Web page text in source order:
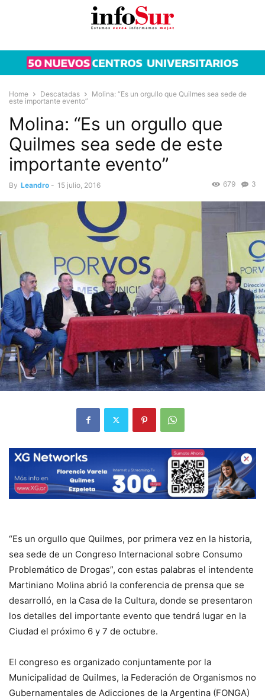
Home Descatadas
Molina: “Es un orgullo que Quilmes sea sede de
este importante evento”
Molina: “Es un orgullo que
Quilmes sea sede de este
importante evento”
By Leandro - 15 julio, 2016 3
679
“Es un orgullo que Quilmes, por primera vez en la historia,
sea sede de un Congreso Internacional sobre Consumo
Problemático de Drogas”, con estas palabras el intendente
Martiniano Molina abrió la conferencia de prensa que se
desarrolló, en la Casa de la Cultura, donde se presentaron
los detalles del importante evento que tendrá lugar en la
Ciudad el próximo 6 y 7 de octubre.
El congreso es organizado conjuntamente por la
Municipalidad de Quilmes, la Federación de Organismos no
Gubernamentales de Adicciones de la Argentina (FONGA)